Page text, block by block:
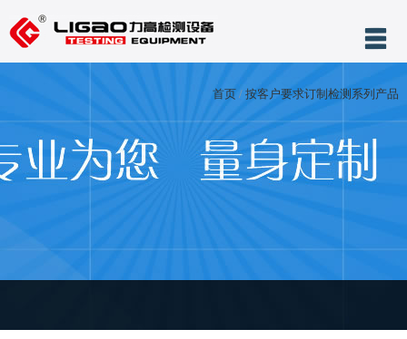
网站首页
产品展示
服务与支持
案例展示
首页 / 按客户要求订制检测系列产品